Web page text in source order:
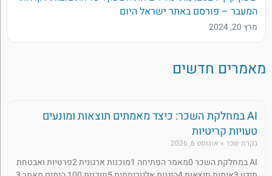
המעבר – פורסם באתר ישראל היום
מרץ 20, 2024
מאמרים חדשים
AI במחלקת השכר: כיצד מאמתים תוצאות ומונעים
טעויות קריטיות
בקרת שכר אוגוסט 6, 2026
AI במחלקת השכר 0מאמר הפתיחה 1מוכנות ארגונית 2פרטיות ואבטחת